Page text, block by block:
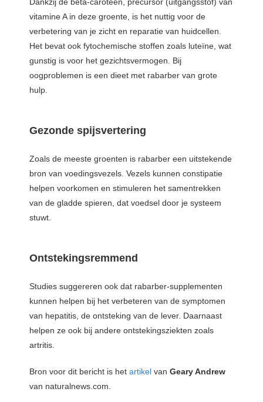
vitamine A in deze groente, is het nuttig voor de
verbetering van je zicht en reparatie van huidcellen.
Het bevat ook fytochemische stoffen zoals luteïne, wat
gunstig is voor het gezichtsvermogen. Bij
oogproblemen is een dieet met rabarber van grote
hulp.
Gezonde spijsvertering
Zoals de meeste groenten is rabarber een uitstekende
bron van voedingsvezels. Vezels kunnen constipatie
helpen voorkomen en stimuleren het samentrekken
van de gladde spieren, dat voedsel door je systeem
stuwt.
Ontstekingsremmend
Studies suggereren ook dat rabarber-supplementen
kunnen helpen bij het verbeteren van de symptomen
van hepatitis, de ontsteking van de lever. Daarnaast
helpen ze ook bij andere ontstekingsziekten zoals
artritis.
Bron voor dit bericht is het artikel van Geary Andrew
van naturalnews.com.